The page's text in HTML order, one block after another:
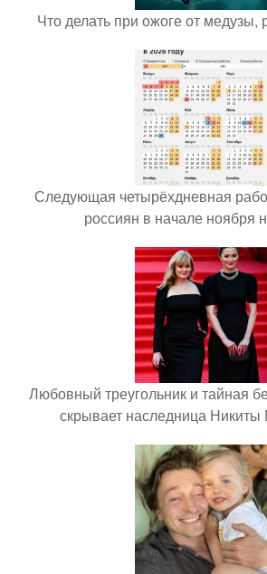
Что делать при ожоге от медузы,
Следующая четырёхдневная
россиян в начале ноября
Любовный треугольник и тайная
скрывает наследница Никиты